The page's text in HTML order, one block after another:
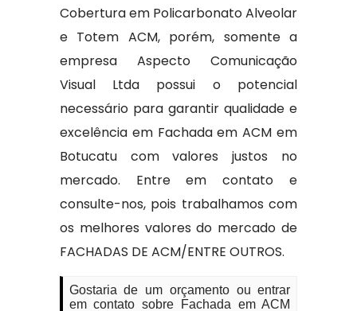
Cobertura em Policarbonato Alveolar
e Totem ACM, porém, somente a
empresa Aspecto Comunicação
Visual Ltda possui o potencial
necessário para garantir qualidade e
excelência em Fachada em ACM em
Botucatu com valores justos no
mercado. Entre em contato e
consulte-nos, pois trabalhamos com
os melhores valores do mercado de
FACHADAS DE ACM/ENTRE OUTROS.
Gostaria de um orçamento ou entrar
em contato sobre Fachada em ACM